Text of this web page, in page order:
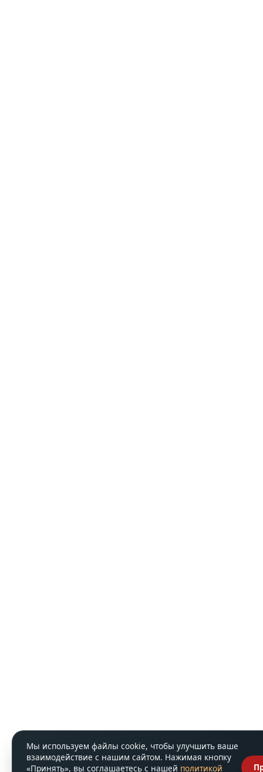
Мы используем файлы cookie, чтобы улучшить ваше
взаимодействие с нашим сайтом. Нажимая кнопку
«Принять», вы соглашаетесь с нашей политикой